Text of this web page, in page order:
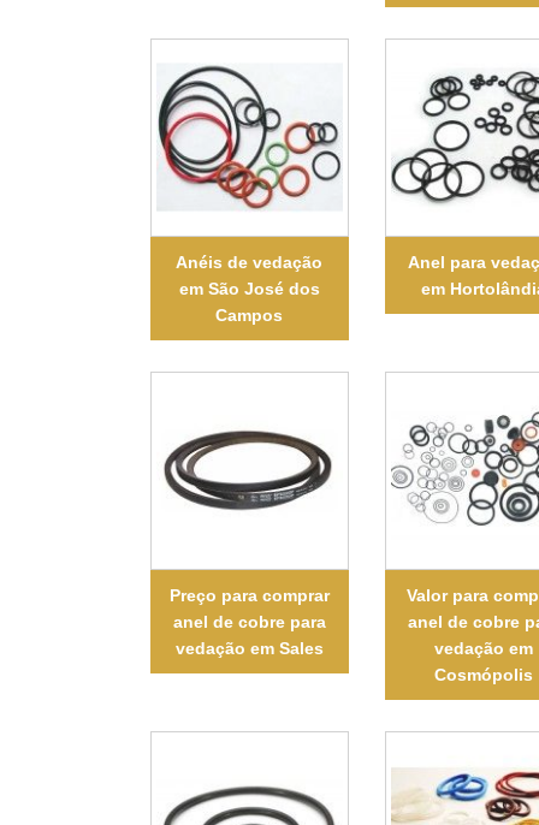
Anéis de vedação
em São José dos
Campos
Anel para
em
Preço para comprar
anel de cobre para
vedação em Sales
Valor para
anel de cobre
vedação em
Cosmópolis